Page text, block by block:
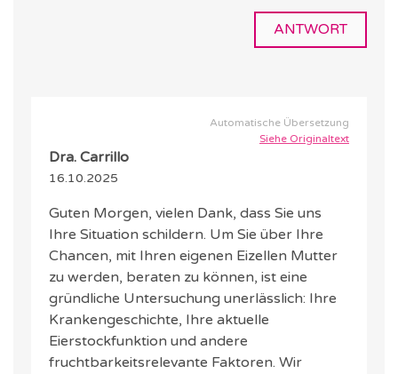
ANTWORT
Automatische Übersetzung
Siehe Originaltext
Dra. Carrillo
16.10.2025
Guten Morgen, vielen Dank, dass Sie uns
Ihre Situation schildern. Um Sie über Ihre
Chancen, mit Ihren eigenen Eizellen Mutter
zu werden, beraten zu können, ist eine
gründliche Untersuchung unerlässlich: Ihre
Krankengeschichte, Ihre aktuelle
Eierstockfunktion und andere
fruchtbarkeitsrelevante Faktoren. Wir